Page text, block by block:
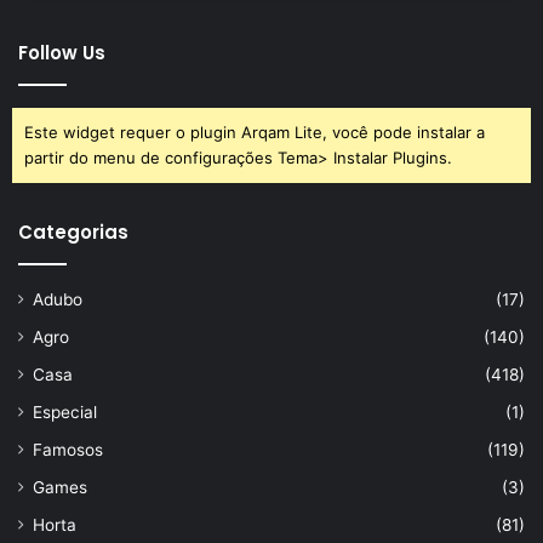
de confiança antes de colocar esse ingrediente na receita.
Um médico especialista será capaz de indicar a
quantidade correta de uso, bem como a frequência. Assim,
será possível obter os melhores resultados sem correr
moderação; o excesso nunca é uma boa opção.
Follow Us
Este widget requer o plugin Arqam Lite, você pode instalar a
partir do menu de configurações Tema> Instalar Plugins.
Categorias
Adubo
(17)
Agro
(140)
Casa
(418)
Especial
(1)
Famosos
(119)
Games
(3)
Horta
(81)